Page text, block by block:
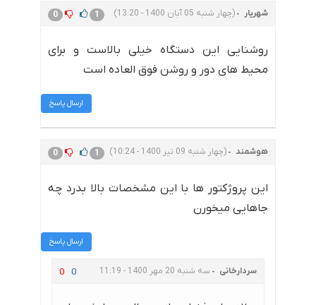
شهریار (چهار شنبه 05 آبان 1400 - 13:20) 0 1
روشنایی این دستگاه خیلی بالاست و برای
محیط های دور و روشن فوق العاده است
ارسال پاسخ
هوشمند (چهار شنبه 09 تیر 1400 - 10:24) 0 1
این پروژکتور ها با این مشخصات بالا بدرد چه
جاهایی میخورن
ارسال پاسخ
سردارخانی سه شنبه 20 مهر 1400 - 11:19 0 0